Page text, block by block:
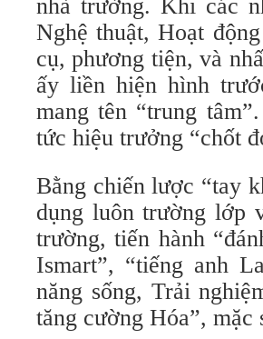
nhà trường. Khi các
Nghệ thuật, Hoạt
cụ, phương tiện, và
ấy liền hiện hình
mang tên “trung
tức hiệu trưởng “chốt
Bằng chiến lược “tay
dụng luôn trường lớp
trường, tiến hành
Ismart”, “tiếng anh
năng sống, Trải
tăng cường Hóa”, mặc